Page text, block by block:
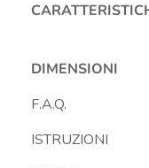
DIMENSIONI
F.A.Q.
ISTRUZIONI